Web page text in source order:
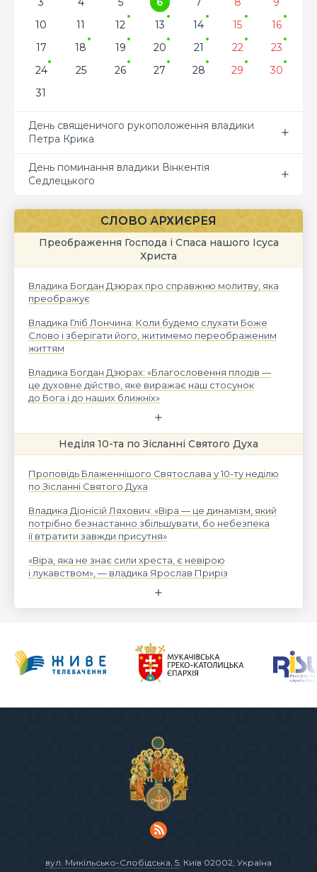
10
11 12 13 14 15
16
17
18 19 20 21 22
23
24
25 26 27 28 29
30
31
День священичого рукоположення владики
Петра Крика
День поминання владики Вінкентія
Седлецького
СЛОВО АРХИЄРЕЯ
Преображення Господа і Спаса нашого Ісуса
Христа
Владика Богдан Дзюрах про справжню молитву, яка
преображує
Владика Гліб Лончина: Коли будемо слухати Боже
Слово і зберігати його, житимемо переображеним
життям
Владика Богдан Дзюрах: «Благословення плодів —
це духовне дійство, яке виражає наш стосунок
до Бога і до наших ближніх»
Неділя 10-та по Зісланні Святого Духа
Проповідь Блаженнішого Святослава у 10-ту неділю
по Зісланні Святого Духа
Владика Діонісій Ляхович: «Віра — це динамізм, який
потрібно безнастанно збільшувати, бо небезпека
її втратити завжди присутня»
«Віра, яка не знає сили хреста, є невірою
і лукавством», — владика Ярослав Приріз
вул. Микільсько-Слобідська, 5 , Київ 02002, Україна